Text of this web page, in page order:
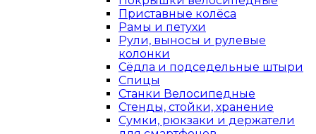
Приставные колёса
Рамы и петухи
Рули, выносы и рулевые
колонки
Сёдла и подседельные штыри
Спицы
Станки Велосипедные
Стенды, стойки, хранение
Сумки, рюкзаки и держатели